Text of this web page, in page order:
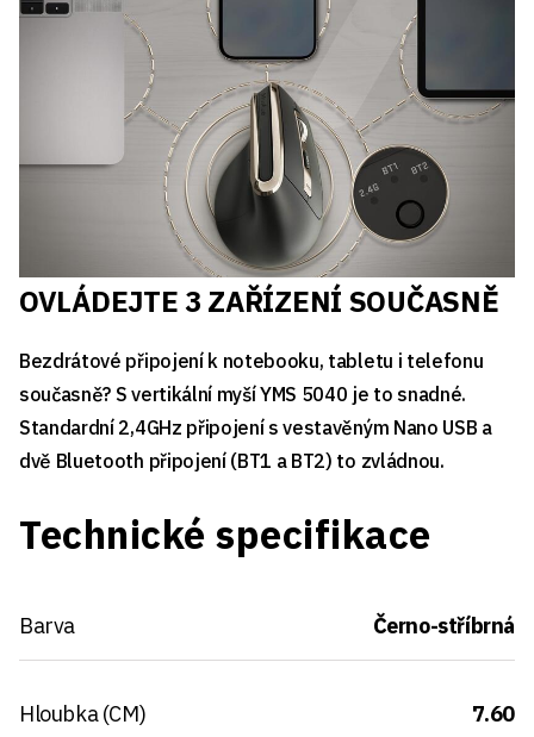
OVLÁDEJTE 3 ZAŘÍZENÍ SOUČASNĚ
Bezdrátové připojení k notebooku, tabletu i telefonu
současně? S vertikální myší YMS 5040 je to snadné.
Standardní 2,4GHz připojení s vestavěným Nano USB a
dvě Bluetooth připojení (BT1 a BT2) to zvládnou.
Technické specifikace
Barva Černo-stříbrná
Hloubka (CM) 7.60